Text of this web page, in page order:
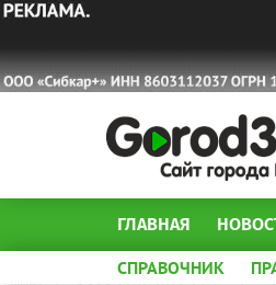
ГЛАВНАЯ
СПРАВОЧНИК